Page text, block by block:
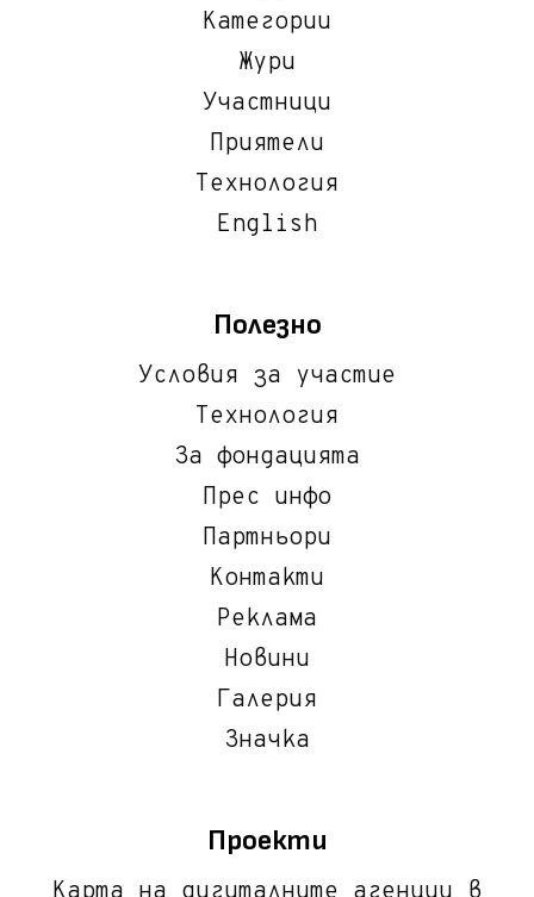
Категории
Жури
Участници
Приятели
Технология
English
Полезно
Условия за участие
Технология
За фондацията
Прес инфо
Партньори
Контакти
Реклама
Новини
Галерия
Значка
Проекти